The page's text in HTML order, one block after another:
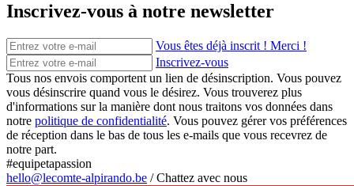
Inscrivez-vous à notre newsletter
Vous êtes déjà inscrit ! Merci !
Inscrivez-vous
Tous nos envois comportent un lien de désinscription. Vous pouvez
vous désinscrire quand vous le désirez. Vous trouverez plus
d'informations sur la manière dont nous traitons vos données dans
notre politique de confidentialité. Vous pouvez gérer vos préférences
de réception dans le bas de tous les e-mails que vous recevrez de
notre part.
#equipetapassion
hello@lecomte-alpirando.be /Chattez avec nous